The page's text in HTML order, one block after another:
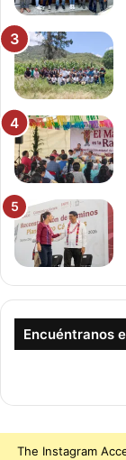
Encuéntranos
The Instagram